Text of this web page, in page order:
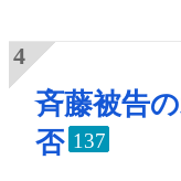
斉藤被告
否 137